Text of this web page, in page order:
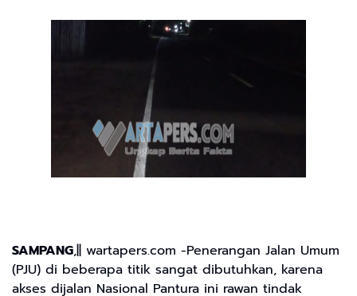
SAMPANG,|| wartapers.com -Penerangan Jalan Umum
(PJU) di beberapa titik sangat dibutuhkan, karena
akses dijalan Nasional Pantura ini rawan tindak